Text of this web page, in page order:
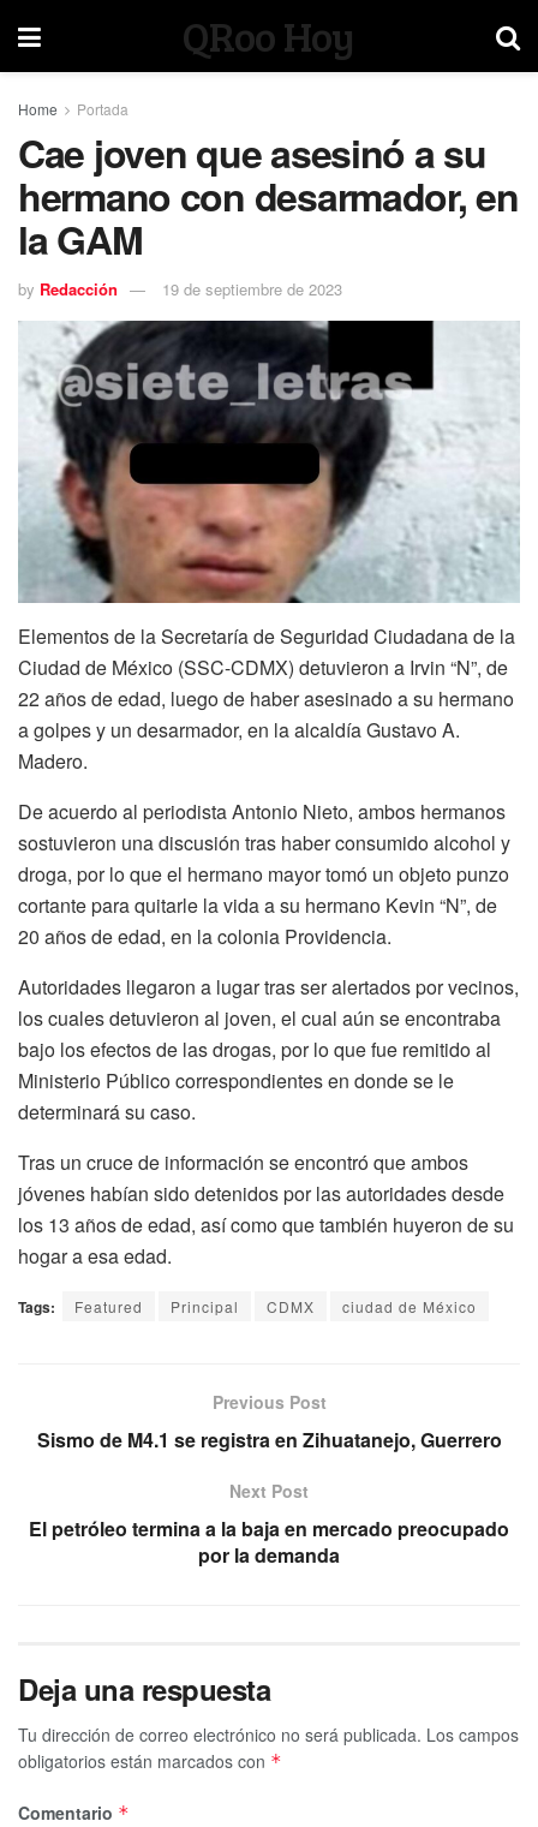
QRoo Hoy
Home Portada
Cae joven que asesinó a su
hermano con desarmador, en
la GAM
by Redacción 19 de septiembre de 2023
Elementos de la Secretaría de Seguridad Ciudadana de la
Ciudad de México (SSC-CDMX) detuvieron a Irvin “N”, de
22 años de edad, luego de haber asesinado a su hermano
a golpes y un desarmador, en la alcaldía Gustavo A.
Madero.
De acuerdo al periodista Antonio Nieto, ambos hermanos
sostuvieron una discusión tras haber consumido alcohol y
droga, por lo que el hermano mayor tomó un objeto punzo
cortante para quitarle la vida a su hermano Kevin “N”, de
20 años de edad, en la colonia Providencia.
Autoridades llegaron a lugar tras ser alertados por vecinos,
los cuales detuvieron al joven, el cual aún se encontraba
bajo los efectos de las drogas, por lo que fue remitido al
Ministerio Público correspondientes en donde se le
determinará su caso.
Tras un cruce de información se encontró que ambos
jóvenes habían sido detenidos por las autoridades desde
los 13 años de edad, así como que también huyeron de su
hogar a esa edad.
Tags: Featured Principal CDMX ciudad de México
Previous Post
Sismo de M4.1 se registra en Zihuatanejo, Guerrero
Next Post
El petróleo termina a la baja en mercado preocupado
por la demanda
Deja una respuesta
Tu dirección de correo electrónico no será publicada. Los campos
obligatorios están marcados con *
Comentario *